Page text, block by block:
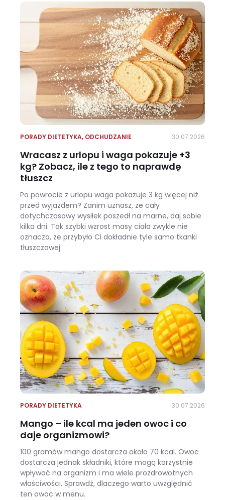
PORADY DIETETYKA, ODCHUDZANIE 30.07.2026
Wracasz z urlopu i waga pokazuje +3
kg? Zobacz, ile z tego to naprawdę
tłuszcz
Po powrocie z urlopu waga pokazuje 3 kg więcej niż
przed wyjazdem? Zanim uznasz, że cały
dotychczasowy wysiłek poszedł na marne, daj sobie
kilka dni. Tak szybki wzrost masy ciała zwykle nie
oznacza, że przybyło Ci dokładnie tyle samo tkanki
tłuszczowej.
PORADY DIETETYKA 30.07.2026
Mango – ile kcal ma jeden owoc i co
daje organizmowi?
100 gramów mango dostarcza około 70 kcal. Owoc
dostarcza jednak składniki, które mogą korzystnie
wpływać na organizm i ma wiele prozdrowotnych
właściwości. Sprawdź, dlaczego warto uwzględnić
ten owoc w menu.